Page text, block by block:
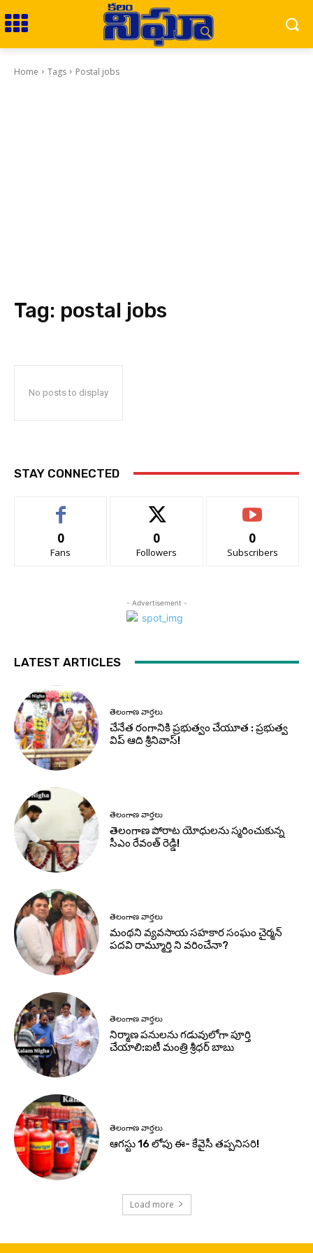
Home Tags Postal jobs
Tag: postal jobs
No posts to display
STAY CONNECTED
0
Fans
0
Followers
0
Subscribers
- Advertisement -
LATEST ARTICLES
తెలంగాణ వార్తలు
చేనేత రంగానికి ప్రభుత్వం చేయూత : ప్రభుత్వ
విప్ ఆది శ్రీనివాస్!
తెలంగాణ వార్తలు
తెలంగాణ పోరాట యోధులను స్మరించుకున్న
సీఎం రేవంత్ రెడ్డి!
తెలంగాణ వార్తలు
మంథని వ్యవసాయ సహకార సంఘం చైర్మన్
పదవి రామ్మూర్తి ని వరించేనా?
తెలంగాణ వార్తలు
నిర్మాణ పనులను గడువులోగా పూర్తి
చేయాలి:ఐటీ మంత్రి శ్రీధర్ బాబు
తెలంగాణ వార్తలు
ఆగస్టు 16 లోపు ఈ- కేవైసీ తప్పనిసరి!
Load more